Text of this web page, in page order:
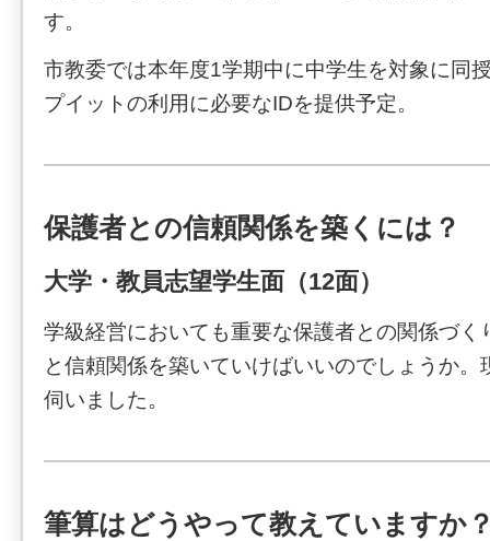
す。
市教委では本年度1学期中に中学生を対象に同
プイットの利用に必要なIDを提供予定。
保護者との信頼関係を築くには？
大学・教員志望学生面（12面）
学級経営においても重要な保護者との関係づく
と信頼関係を築いていけばいいのでしょうか。
伺いました。
筆算はどうやって教えていますか